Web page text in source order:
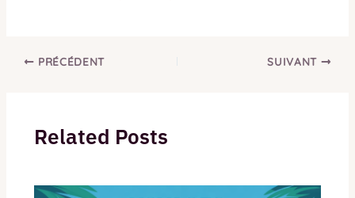
PRÉCÉDENT SUIVANT
Related Posts